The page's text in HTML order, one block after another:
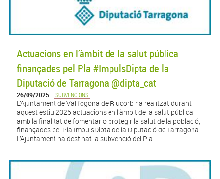
Actuacions en l’àmbit de la salut pública
finançades pel Pla #ImpulsDipta de la
Diputació de Tarragona @dipta_cat
26/09/2025 SUBVENCIONS
L’Ajuntament de Vallfogona de Riucorb ha realitzat durant
aquest estiu 2025 actuacions en l’àmbit de la salut pública
amb la finalitat de fomentar o protegir la salut de la població,
finançades pel Pla ImpulsDipta de la Diputació de Tarragona.
L’Ajuntament ha destinat la subvenció del Pla...